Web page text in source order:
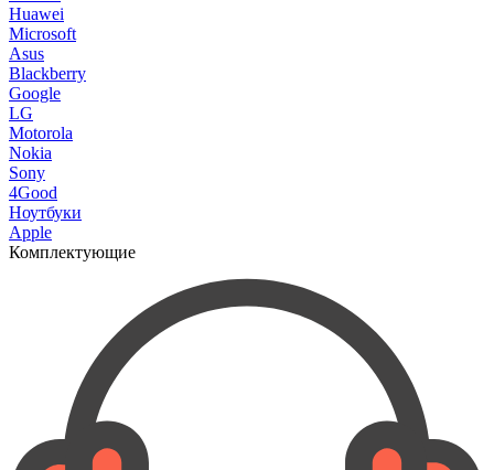
Huawei
Microsoft
Asus
Blackberry
Google
LG
Motorola
Nokia
Sony
4Good
Ноутбуки
Apple
Комплектующие